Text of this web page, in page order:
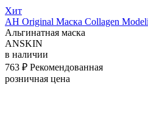
Хит
АН Original Маска Collagen
Альгинатная маска
ANSKIN
в наличии
763 ₽ Рекомендованная
розничная цена